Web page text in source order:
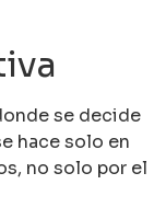
se decide
hace solo en
no solo por el